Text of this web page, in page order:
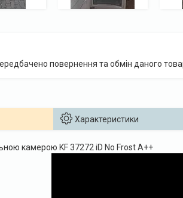
повернення та обмін даного
Характеристики
камерою KF 37272 iD No Frost A++